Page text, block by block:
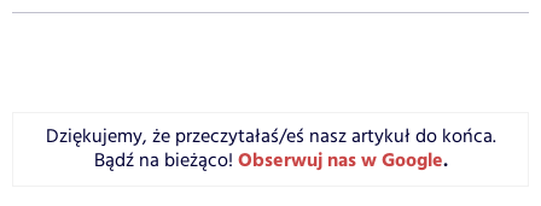
Dziękujemy, że przeczytałaś/eś nasz artykuł do końca.
Bądź na bieżąco! Obserwuj nas w Google.